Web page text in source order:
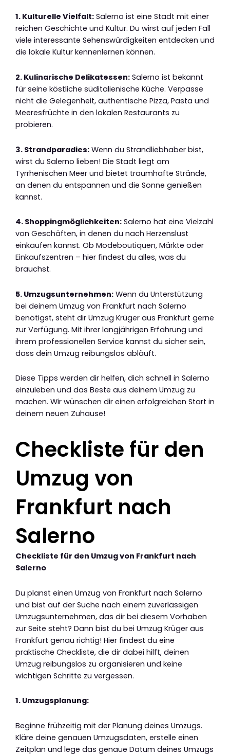
1. Kulturelle Vielfalt: Salerno ist eine Stadt mit einer
reichen Geschichte und Kultur. Du wirst auf jeden Fall
viele interessante Sehenswürdigkeiten entdecken und
die lokale Kultur kennenlernen können.
2. Kulinarische Delikatessen: Salerno ist bekannt
für seine köstliche süditalienische Küche. Verpasse
nicht die Gelegenheit, authentische Pizza, Pasta und
Meeresfrüchte in den lokalen Restaurants zu
probieren.
3. Strandparadies: Wenn du Strandliebhaber bist,
wirst du Salerno lieben! Die Stadt liegt am
Tyrrhenischen Meer und bietet traumhafte Strände,
an denen du entspannen und die Sonne genießen
kannst.
4. Shoppingmöglichkeiten: Salerno hat eine Vielzahl
von Geschäften, in denen du nach Herzenslust
einkaufen kannst. Ob Modeboutiquen, Märkte oder
Einkaufszentren – hier findest du alles, was du
brauchst.
5. Umzugsunternehmen: Wenn du Unterstützung
bei deinem Umzug von Frankfurt nach Salerno
benötigst, steht dir Umzug Krüger aus Frankfurt gerne
zur Verfügung. Mit ihrer langjährigen Erfahrung und
ihrem professionellen Service kannst du sicher sein,
dass dein Umzug reibungslos abläuft.
Diese Tipps werden dir helfen, dich schnell in Salerno
einzuleben und das Beste aus deinem Umzug zu
machen. Wir wünschen dir einen erfolgreichen Start in
deinem neuen Zuhause!
Checkliste für den
Umzug von
Frankfurt nach
Salerno
Checkliste für den Umzug von Frankfurt nach
Salerno
Du planst einen Umzug von Frankfurt nach Salerno
und bist auf der Suche nach einem zuverlässigen
Umzugsunternehmen, das dir bei diesem Vorhaben
zur Seite steht? Dann bist du bei Umzug Krüger aus
Frankfurt genau richtig! Hier findest du eine
praktische Checkliste, die dir dabei hilft, deinen
Umzug reibungslos zu organisieren und keine
wichtigen Schritte zu vergessen.
1. Umzugsplanung:
Beginne frühzeitig mit der Planung deines Umzugs.
Kläre deine genauen Umzugsdaten, erstelle einen
Zeitplan und lege das genaue Datum deines Umzugs